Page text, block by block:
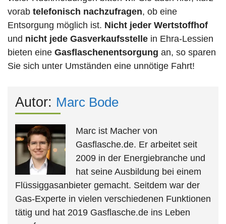
vorab telefonisch nachzufragen, ob eine
Entsorgung möglich ist. Nicht jeder Wertstoffhof
und nicht jede Gasverkaufsstelle in Ehra-Lessien
bieten eine Gasflaschenentsorgung an, so sparen
Sie sich unter Umständen eine unnötige Fahrt!
Autor: Marc Bode
Marc ist Macher von
Gasflasche.de. Er arbeitet seit
2009 in der Energiebranche und
hat seine Ausbildung bei einem
Flüssiggasanbieter gemacht. Seitdem war der
Gas-Experte in vielen verschiedenen Funktionen
tätig und hat 2019 Gasflasche.de ins Leben